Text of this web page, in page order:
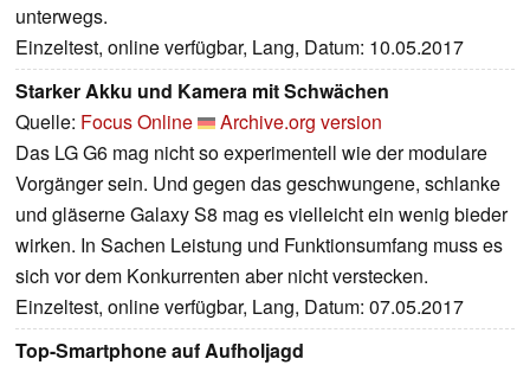
unterwegs.
Einzeltest, online verfügbar, Lang, Datum: 10.05.2017
Starker Akku und Kamera mit Schwächen
Quelle: Focus Online
Archive.org version
Das LG G6 mag nicht so experimentell wie der modulare
Vorgänger sein. Und gegen das geschwungene, schlanke
und gläserne Galaxy S8 mag es vielleicht ein wenig bieder
wirken. In Sachen Leistung und Funktionsumfang muss es
sich vor dem Konkurrenten aber nicht verstecken.
Einzeltest, online verfügbar, Lang, Datum: 07.05.2017
Top-Smartphone auf Aufholjagd